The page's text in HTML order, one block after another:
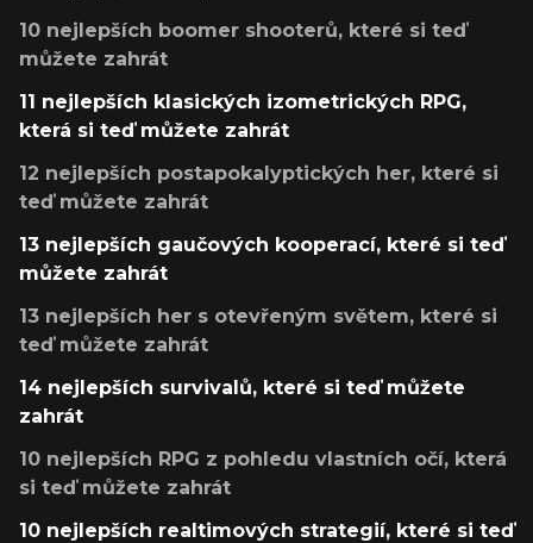
10 nejlepších boomer shooterů, které si teď
můžete zahrát
11 nejlepších klasických izometrických RPG,
která si teď můžete zahrát
12 nejlepších postapokalyptických her, které si
teď můžete zahrát
13 nejlepších gaučových kooperací, které si teď
můžete zahrát
13 nejlepších her s otevřeným světem, které si
teď můžete zahrát
14 nejlepších survivalů, které si teď můžete
zahrát
10 nejlepších RPG z pohledu vlastních očí, která
si teď můžete zahrát
10 nejlepších realtimových strategií, které si teď